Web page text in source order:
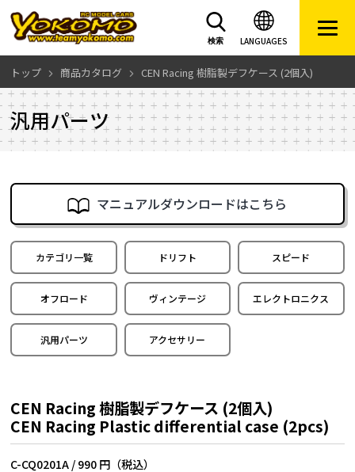
LANGUAGES
検索
トップ 商品カタログ CEN Racing 樹脂製デフケース (2個入)
汎用パーツ
マニュアルダウンロードはこちら
カテゴリ一覧 ドリフト スピード
オフロード ヴィンテージ エレクトロニクス
汎用パーツ アクセサリー
CEN Racing 樹脂製デフケース (2個入)
CEN Racing Plastic differential case (2pcs)
C-CQ0201A / 990 円（税込）